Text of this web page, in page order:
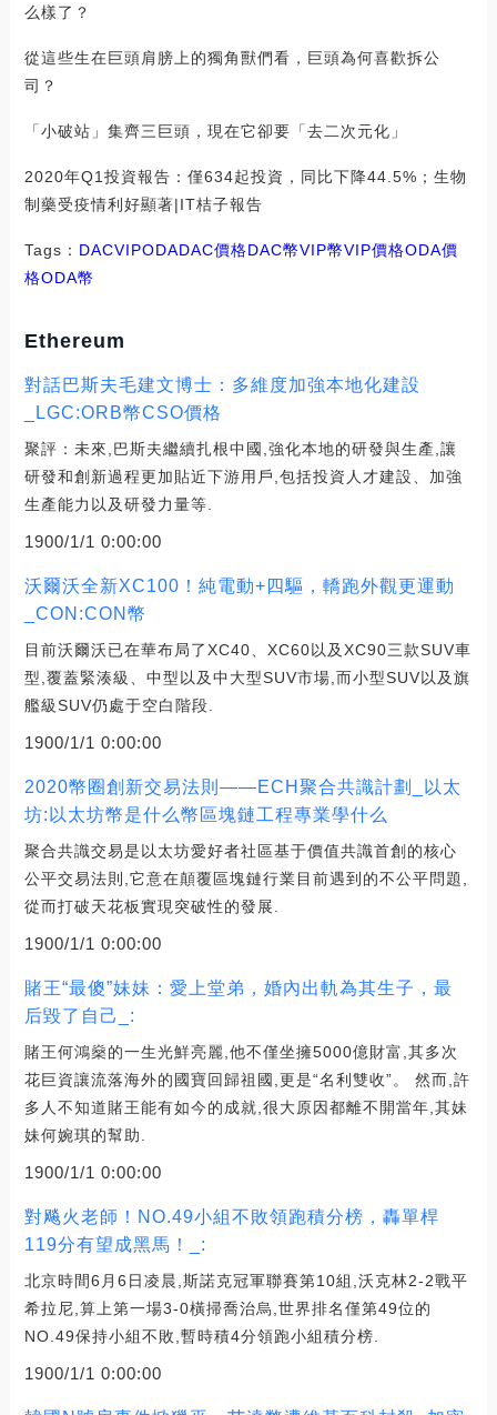
么樣了？
從這些生在巨頭肩膀上的獨角獸們看，巨頭為何喜歡拆公
司？
「小破站」集齊三巨頭，現在它卻要「去二次元化」
2020年Q1投資報告：僅634起投資，同比下降44.5%；生物
制藥受疫情利好顯著|IT桔子報告
Tags： DACVIPODADAC價格DAC幣VIP幣VIP價格ODA價
格ODA幣
Ethereum
對話巴斯夫毛建文博士：多維度加強本地化建設
_LGC:ORB幣CSO價格
聚評：未來,巴斯夫繼續扎根中國,強化本地的研發與生產,讓
研發和創新過程更加貼近下游用戶,包括投資人才建設、加強
生產能力以及研發力量等.
1900/1/1 0:00:00
沃爾沃全新XC100！純電動+四驅，轎跑外觀更運動
_CON:CON幣
目前沃爾沃已在華布局了XC40、XC60以及XC90三款SUV車
型,覆蓋緊湊級、中型以及中大型SUV市場,而小型SUV以及旗
艦級SUV仍處于空白階段.
1900/1/1 0:00:00
2020幣圈創新交易法則——ECH聚合共識計劃_以太
坊:以太坊幣是什么幣區塊鏈工程專業學什么
聚合共識交易是以太坊愛好者社區基于價值共識首創的核心
公平交易法則,它意在顛覆區塊鏈行業目前遇到的不公平問題,
從而打破天花板實現突破性的發展.
1900/1/1 0:00:00
賭王“最傻”妹妹：愛上堂弟，婚內出軌為其生子，最
后毀了自己_:
賭王何鴻燊的一生光鮮亮麗,他不僅坐擁5000億財富,其多次
花巨資讓流落海外的國寶回歸祖國,更是“名利雙收”。 然而,許
多人不知道賭王能有如今的成就,很大原因都離不開當年,其妹
妹何婉琪的幫助.
1900/1/1 0:00:00
對飚火老師！NO.49小組不敗領跑積分榜，轟單桿
119分有望成黑馬！_:
北京時間6月6日凌晨,斯諾克冠軍聯賽第10組,沃克林2-2戰平
希拉尼,算上第一場3-0橫掃喬治烏,世界排名僅第49位的
NO.49保持小組不敗,暫時積4分領跑小組積分榜.
1900/1/1 0:00:00